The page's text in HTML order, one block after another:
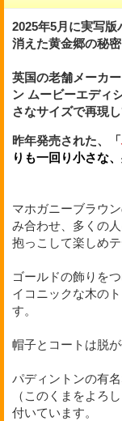
2025年5月に実写
消えた黄金郷の秘
英国の老舗メーカ
ン ムービーエディ
さなサイズで再現し
昨年発売された、「
りも一回り小さな
マホガニーブラウ
み合わせ、多くの
抱っこして楽しめ
ゴールドの飾りを
イコニックな木の
す。
帽子とコートは脱
パディントンの有
（このくまをよろ
付いています。